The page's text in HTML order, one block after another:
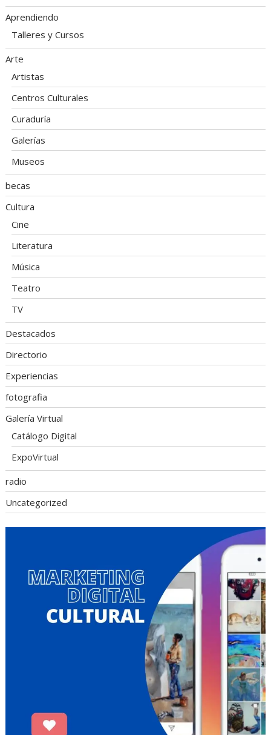
Aprendiendo
Talleres y Cursos
Arte
Artistas
Centros Culturales
Curaduría
Galerías
Museos
becas
Cultura
Cine
Literatura
Música
Teatro
TV
Destacados
Directorio
Experiencias
fotografia
Galería Virtual
Catálogo Digital
ExpoVirtual
radio
Uncategorized